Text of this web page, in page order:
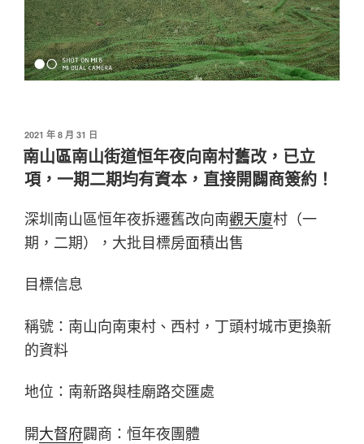
發
佈
於
2021 年 8 月 31 日
南山區南山街道恒年夜向南村舊改，已立
項，一期二期均有資本，直接開闢商簽約！
深圳南山區恒年夜拆遷舊改向南觀天廈村（一
期，二期），大批目標房面積出售
目標信息
稱號：南山向南東村、西村，丁頭村城市更換新
的資料
地位：南新路與桂廟路交匯處
開大督府闢商：恒年夜團體